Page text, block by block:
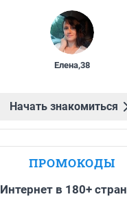
Елена,38
Начать знакомиться
ПРОМОКОДЫ
Интернет в 180+